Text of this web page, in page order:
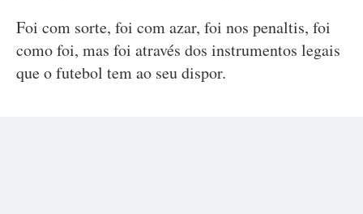
Foi com sorte, foi com azar, foi nos penaltis, foi
como foi, mas foi através dos instrumentos legais
que o futebol tem ao seu dispor.